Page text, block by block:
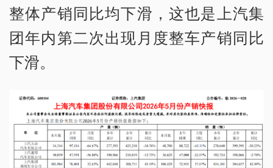
整体产销同比均下滑，这也是上汽集
团年内第二次出现月度整车产销同比
下滑。